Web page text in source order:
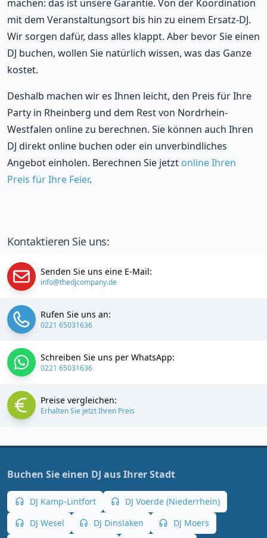
machen: das ist unsere Garantie. Von der Koordination
mit dem Veranstaltungsort bis hin zu einem Ersatz-DJ.
Wir sorgen dafür, dass alles klappt. Aber bevor Sie einen
DJ buchen, wollen Sie natürlich wissen, was das Ganze
kostet.
Deshalb machen wir es Ihnen leicht, den Preis für Ihre
Party in Rheinberg und dem Rest von Nordrhein-
Westfalen online zu berechnen. Sie können auch Ihren
DJ direkt online buchen oder ein unverbindliches
Angebot einholen. Berechnen Sie jetzt online Ihren
Preis für Ihre Feier.
Kontaktieren Sie uns:
Senden Sie uns eine E-Mail:
info@thedjcompany.de
Rufen Sie uns an:
0221 65031636
Schreiben Sie uns per WhatsApp:
0221 65031636
Preise vergleichen:
Erhalten Sie jetzt Ihren Preis
Buchen Sie einen DJ aus Ihrer Stadt
DJ Kamp-Lintfort
DJ Voerde (Niederrhein)
DJ Wesel
DJ Dinslaken
DJ Moers